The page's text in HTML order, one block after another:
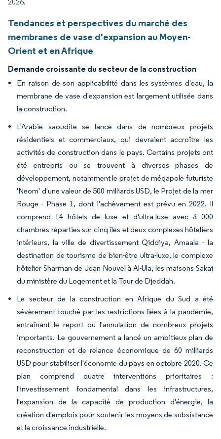
Tendances et perspectives du marché des
membranes de vase d'expansion au Moyen-
Orient et en Afrique
Demande croissante du secteur de la construction
En raison de son applicabilité dans les systèmes d'eau, la
membrane de vase d'expansion est largement utilisée dans
la construction.
L'Arabie saoudite se lance dans de nombreux projets
résidentiels et commerciaux, qui devraient accroître les
activités de construction dans le pays. Certains projets ont
été entrepris ou se trouvent à diverses phases de
développement, notamment le projet de mégapole futuriste
'Neom' d'une valeur de 500 milliards USD, le Projet de la mer
Rouge - Phase 1, dont l'achèvement est prévu en 2022. Il
comprend 14 hôtels de luxe et d'ultra-luxe avec 3 000
chambres réparties sur cinq îles et deux complexes hôteliers
intérieurs, la ville de divertissement Qiddiya, Amaala - la
destination de tourisme de bien-être ultra-luxe, le complexe
hôtelier Sharman de Jean Nouvel à Al-Ula, les maisons Sakai
du ministère du Logement et la Tour de Djeddah.
Le secteur de la construction en Afrique du Sud a été
sévèrement touché par les restrictions liées à la pandémie,
entraînant le report ou l'annulation de nombreux projets
importants. Le gouvernement a lancé un ambitieux plan de
reconstruction et de relance économique de 60 milliards
USD pour stabiliser l'économie du pays en octobre 2020. Ce
plan comprend quatre interventions prioritaires :
l'investissement fondamental dans les infrastructures,
l'expansion de la capacité de production d'énergie, la
création d'emplois pour soutenir les moyens de subsistance
et la croissance industrielle.